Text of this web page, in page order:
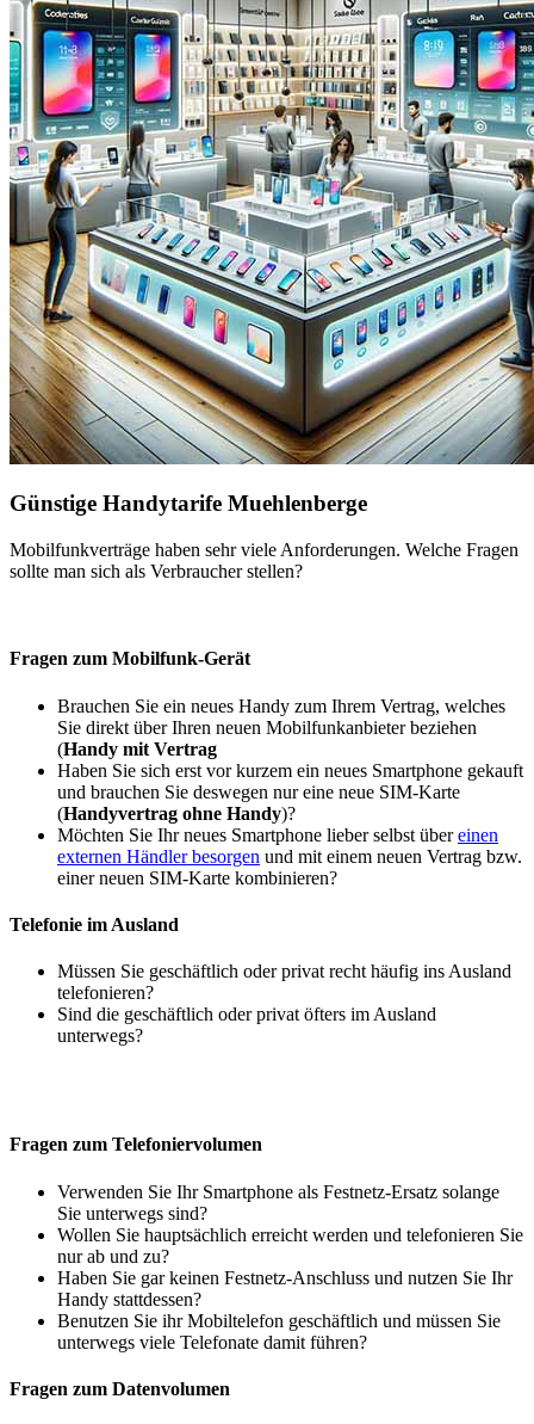
Günstige Handytarife Muehlenberge
Mobilfunkverträge haben sehr viele Anforderungen. Welche Fragen
sollte man sich als Verbraucher stellen?
Fragen zum Mobilfunk-Gerät
Brauchen Sie ein neues Handy zum Ihrem Vertrag, welches
Sie direkt über Ihren neuen Mobilfunkanbieter beziehen
(Handy mit Vertrag
Haben Sie sich erst vor kurzem ein neues Smartphone gekauft
und brauchen Sie deswegen nur eine neue SIM-Karte
(Handyvertrag ohne Handy)?
Möchten Sie Ihr neues Smartphone lieber selbst übereinen
externen Händler besorgen und mit einem neuen Vertrag bzw.
einer neuen SIM-Karte kombinieren?
Telefonie im Ausland
Müssen Sie geschäftlich oder privat recht häufig ins Ausland
telefonieren?
Sind die geschäftlich oder privat öfters im Ausland
unterwegs?
Fragen zum Telefoniervolumen
Verwenden Sie Ihr Smartphone als Festnetz-Ersatz solange
Sie unterwegs sind?
Wollen Sie hauptsächlich erreicht werden und telefonieren Sie
nur ab und zu?
Haben Sie gar keinen Festnetz-Anschluss und nutzen Sie Ihr
Handy stattdessen?
Benutzen Sie ihr Mobiltelefon geschäftlich und müssen Sie
unterwegs viele Telefonate damit führen?
Fragen zum Datenvolumen